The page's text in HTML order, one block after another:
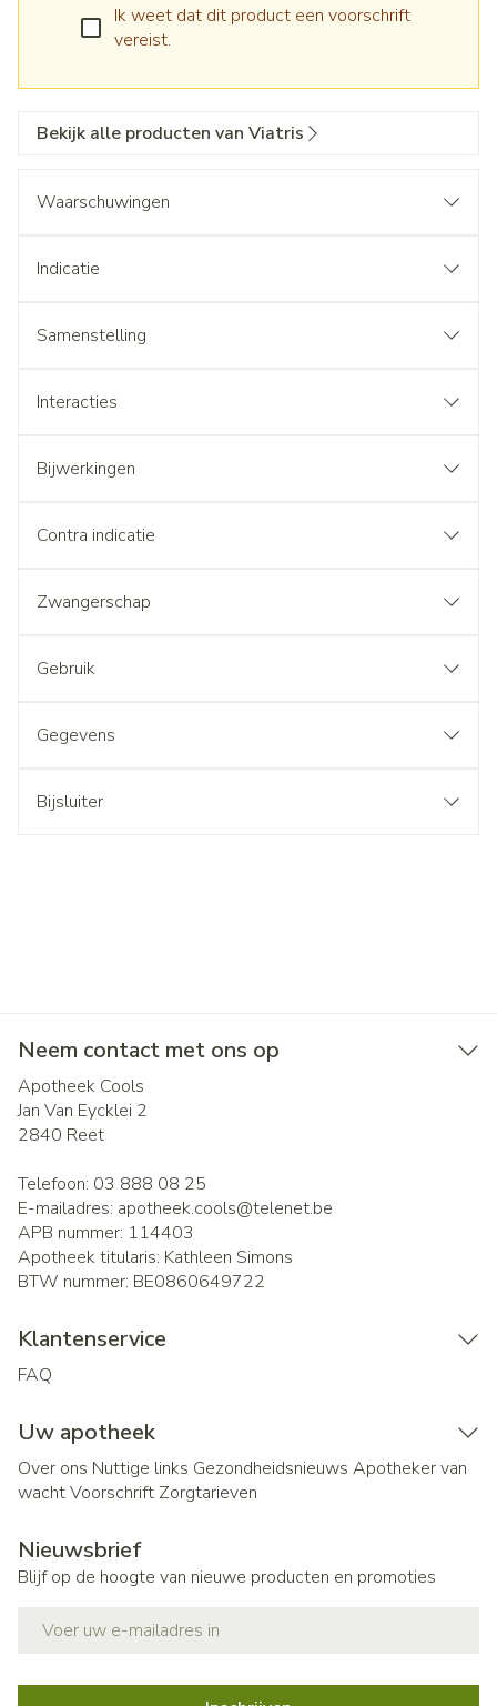
Ik weet dat dit product een voorschrift
vereist.
Bekijk alle producten van Viatris
Waarschuwingen
Indicatie
Samenstelling
Interacties
Bijwerkingen
Contra indicatie
Zwangerschap
Gebruik
Gegevens
Bijsluiter
Neem contact met ons op
Apotheek Cools
Jan Van Eycklei 2
2840 Reet
Telefoon: 03 888 08 25
E-mailadres: apotheek.cools@telenet.be
APB nummer: 114403
Apotheek titularis: Kathleen Simons
BTW nummer: BE0860649722
Klantenservice
FAQ
Uw apotheek
Over ons Nuttige links Gezondheidsnieuws Apotheker van
wachtVoorschrift Zorgtarieven
Nieuwsbrief
Blijf op de hoogte van nieuwe producten en promoties